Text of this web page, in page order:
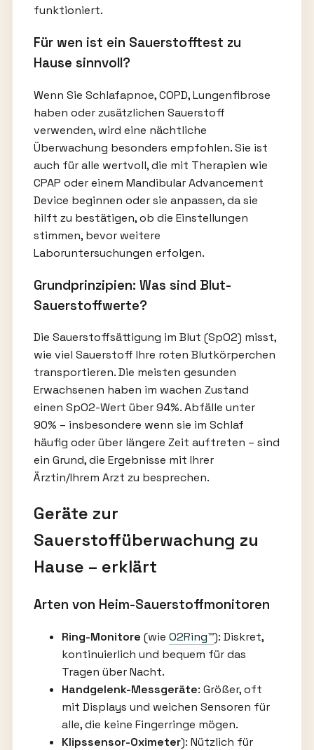
funktioniert.
Für wen ist ein Sauerstofftest zu
Hause sinnvoll?
Wenn Sie Schlafapnoe, COPD, Lungenfibrose
haben oder zusätzlichen Sauerstoff
verwenden, wird eine nächtliche
Überwachung besonders empfohlen. Sie ist
auch für alle wertvoll, die mit Therapien wie
CPAP oder einem Mandibular Advancement
Device beginnen oder sie anpassen, da sie
hilft zu bestätigen, ob die Einstellungen
stimmen, bevor weitere
Laboruntersuchungen erfolgen.
Grundprinzipien: Was sind Blut-
Sauerstoffwerte?
Die Sauerstoffsättigung im Blut (SpO2) misst,
wie viel Sauerstoff Ihre roten Blutkörperchen
transportieren. Die meisten gesunden
Erwachsenen haben im wachen Zustand
einen SpO2-Wert über 94%. Abfälle unter
90% – insbesondere wenn sie im Schlaf
häufig oder über längere Zeit auftreten – sind
ein Grund, die Ergebnisse mit Ihrer
Ärztin/Ihrem Arzt zu besprechen.
Geräte zur
Sauerstoffüberwachung zu
Hause – erklärt
Arten von Heim-Sauerstoffmonitoren
Ring-Monitore (wie O2Ring™): Diskret,
kontinuierlich und bequem für das
Tragen über Nacht.
Handgelenk-Messgeräte: Größer, oft
mit Displays und weichen Sensoren für
alle, die keine Fingerringe mögen.
Klipssensor-Oximeter): Nützlich für